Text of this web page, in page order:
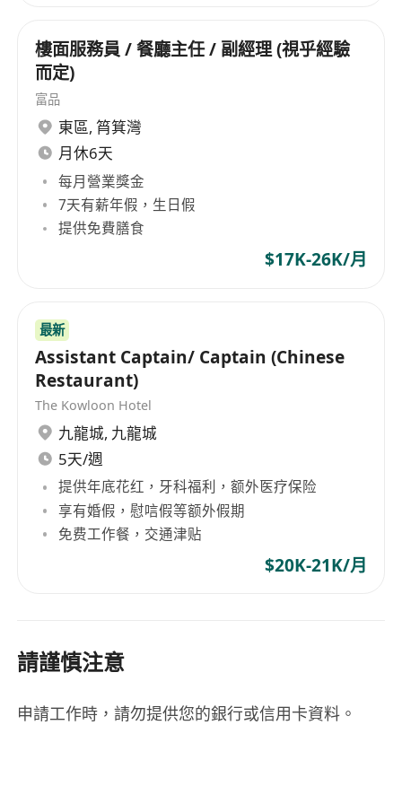
樓面服務員 / 餐廳主任 / 副經理 (視乎經驗
而定)
富品
東區, 筲箕灣
月休6天
每月營業獎金
7天有薪年假，生日假
提供免費膳食
$17K-26K/月
最新
Assistant Captain/ Captain (Chinese
Restaurant)
The Kowloon Hotel
九龍城, 九龍城
5天/週
提供年底花红，牙科福利，额外医疗保险
享有婚假，慰唁假等额外假期
免费工作餐，交通津贴
$20K-21K/月
請謹慎注意
申請工作時，請勿提供您的銀行或信用卡資料。